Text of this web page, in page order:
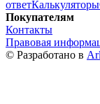
ответКалькуляторы
Покупателям
Контакты
Правовая
© Разработано в